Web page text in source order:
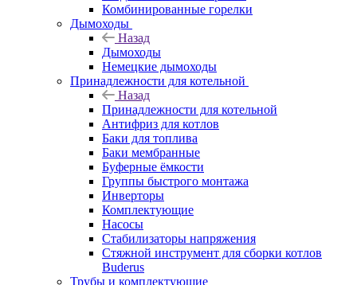
Комбинированные горелки
Дымоходы
Назад
Дымоходы
Немецкие дымоходы
Принадлежности для котельной
Назад
Принадлежности для котельной
Антифриз для котлов
Баки для топлива
Баки мембранные
Буферные ёмкости
Группы быстрого монтажа
Инверторы
Комплектующие
Насосы
Стабилизаторы напряжения
Стяжной инструмент для сборки котлов
Buderus
Трубы и комплектующие